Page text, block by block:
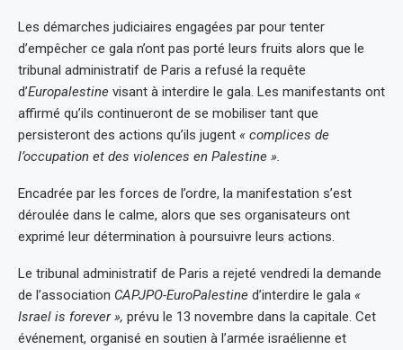
Les démarches judiciaires engagées par pour tenter
d’empêcher ce gala n’ont pas porté leurs fruits alors que le
tribunal administratif de Paris a refusé la requête
d’Europalestine visant à interdire le gala. Les manifestants ont
affirmé qu’ils continueront de se mobiliser tant que
persisteront des actions qu’ils jugent « complices de
l’occupation et des violences en Palestine ».
Encadrée par les forces de l’ordre, la manifestation s’est
déroulée dans le calme, alors que ses organisateurs ont
exprimé leur détermination à poursuivre leurs actions.
Le tribunal administratif de Paris a rejeté vendredi la demande
de l’association CAPJPO-EuroPalestine d’interdire le gala «
Israel is forever », prévu le 13 novembre dans la capitale. Cet
événement, organisé en soutien à l’armée israélienne et